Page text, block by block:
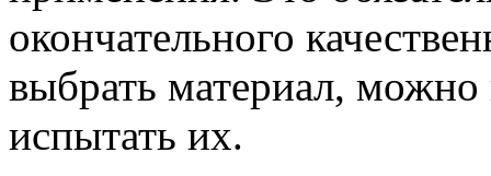
окончательного
выбрать материал, можно
испытать их.